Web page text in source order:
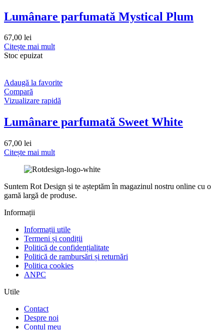
Lumânare parfumată Mystical Plum
67,00 lei
Citește mai mult
Stoc epuizat
Adaugă la favorite
Compară
Vizualizare rapidă
Lumânare parfumată Sweet White
67,00 lei
Citește mai mult
Suntem Rot Design și te așteptăm în magazinul nostru online cu o
gamă largă de produse.
Informații
Informații utile
Termeni și condiții
Politică de confidențialitate
Politică de rambursări și returnări
Politica cookies
ANPC
Utile
Contact
Despre noi
Contul meu